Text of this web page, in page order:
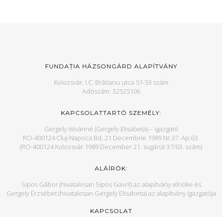
FUNDAȚIA HÁZSONGÁRD ALAPÍTVÁNY
Kolozsvár, I.C. Brătianu utca 51-53 szám
Adószám: 32525106
KAPCSOLATTARTÓ SZEMÉLY:
Gergely Istvánné (Gergely Elisabeta) – igazgató
RO-400124 Cluj-Napoca Bd. 21 Decembrie 1989 Nr.37. Ap.63.
(RO-400124 Kolozsvár 1989 December 21. sugárút 37/63. szám)
ALÁÍRÓK:
Sipos Gábor (hivatalosan Sipos Gavril) az alapítvány elnöke és
Gergely Erzsébet (hivatalosan Gergely Elisabeta) az alapítvány igazgatója
KAPCSOLAT